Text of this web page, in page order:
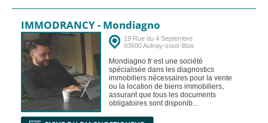
IMMODRANCY - Mondiagno
19 Rue du 4 Septembre
93600 Aulnay-sous-Bois
Mondiagno.fr est une société
spécialisée dans les diagnostics
immobiliers nécessaires pour la vente
ou la location de biens immobiliers,
assurant que tous les documents
obligatoires sont disponib...